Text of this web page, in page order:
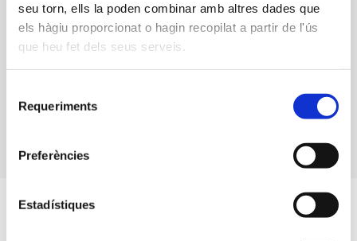
seu torn, ells la poden combinar amb altres dades que
els hàgiu proporcionat o hagin recopilat a partir de l'ús
que heu fet dels seus serveis.
Requeriments
Preferències
Estadístiques
Gaudiu d’unes vacances inoblidables
a la Costa Brava a l’hotel Resort La
natura es combinen per crear